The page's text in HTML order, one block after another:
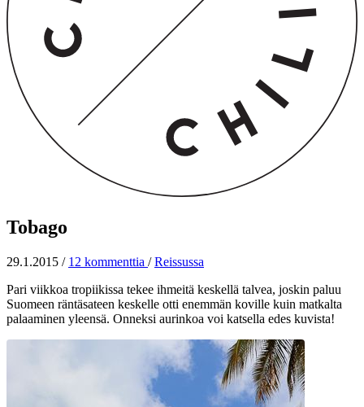
Tobago
29.1.2015 / 12 kommenttia / Reissussa
Pari viikkoa tropiikissa tekee ihmeitä keskellä talvea, joskin paluu
Suomeen räntäsateen keskelle otti enemmän koville kuin matkalta
palaaminen yleensä. Onneksi aurinkoa voi katsella edes kuvista!